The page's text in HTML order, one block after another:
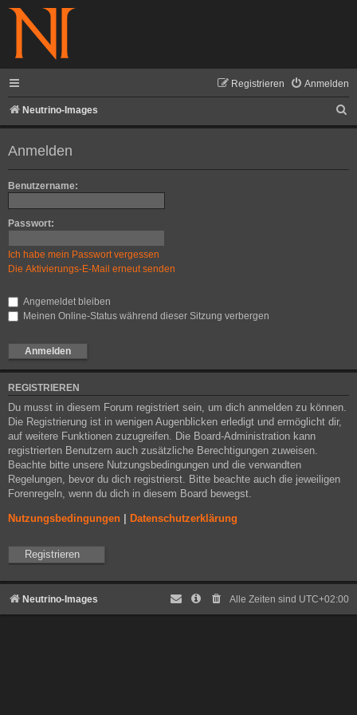
Anmelden
Registrieren
Neutrino-Images
u
Anmelden
Benutzername:
Passwort:
Ich habe mein Passwort vergessen
Die Aktivierungs-E-Mail erneut senden
Angemeldet bleiben
Meinen Online-Status während dieser Sitzung verbergen
REGISTRIEREN
Du musst in diesem Forum registriert sein, um dich anmelden zu können.
Die Registrierung ist in wenigen Augenblicken erledigt und ermöglicht dir,
auf weitere Funktionen zuzugreifen. Die Board-Administration kann
registrierten Benutzern auch zusätzliche Berechtigungen zuweisen.
Beachte bitte unsere Nutzungsbedingungen und die verwandten
Regelungen, bevor du dich registrierst. Bitte beachte auch die jeweiligen
Forenregeln, wenn du dich in diesem Board bewegst.
Nutzungsbedingungen Datenschutzerklärung
Registrieren
Neutrino-Images Alle Zeiten sind UTC+02:00